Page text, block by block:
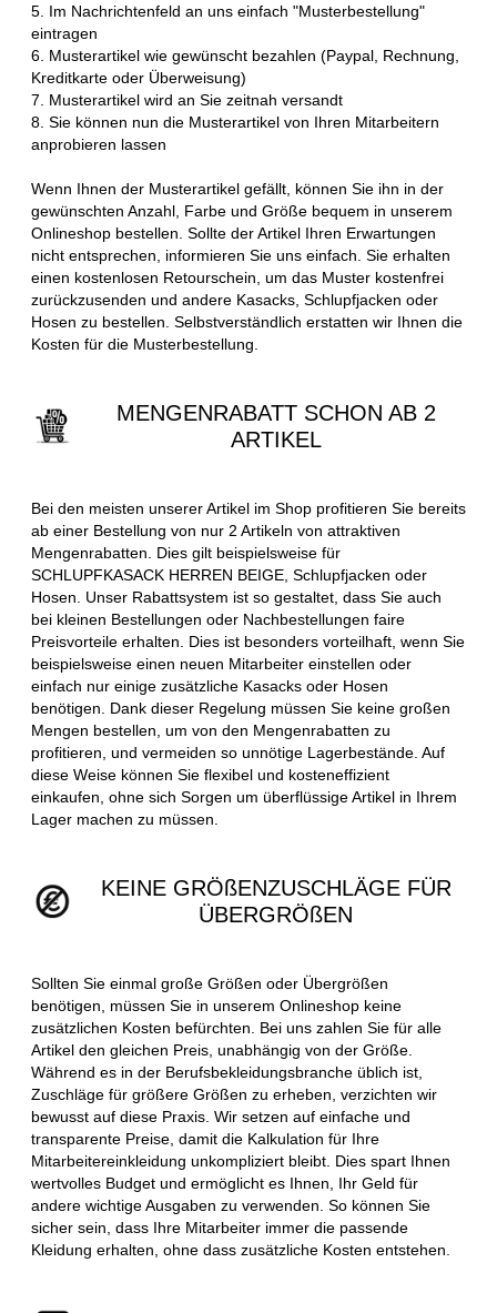
5. Im Nachrichtenfeld an uns einfach "Musterbestellung"
eintragen
6. Musterartikel wie gewünscht bezahlen (Paypal, Rechnung,
Kreditkarte oder Überweisung)
7. Musterartikel wird an Sie zeitnah versandt
8. Sie können nun die Musterartikel von Ihren Mitarbeitern
anprobieren lassen
Wenn Ihnen der Musterartikel gefällt, können Sie ihn in der
gewünschten Anzahl, Farbe und Größe bequem in unserem
Onlineshop bestellen. Sollte der Artikel Ihren Erwartungen
nicht entsprechen, informieren Sie uns einfach. Sie erhalten
einen kostenlosen Retourschein, um das Muster kostenfrei
zurückzusenden und andere Kasacks, Schlupfjacken oder
Hosen zu bestellen. Selbstverständlich erstatten wir Ihnen die
Kosten für die Musterbestellung.
MENGENRABATT SCHON AB 2
ARTIKEL
Bei den meisten unserer Artikel im Shop profitieren Sie bereits
ab einer Bestellung von nur 2 Artikeln von attraktiven
Mengenrabatten. Dies gilt beispielsweise für
SCHLUPFKASACK HERREN BEIGE, Schlupfjacken oder
Hosen. Unser Rabattsystem ist so gestaltet, dass Sie auch
bei kleinen Bestellungen oder Nachbestellungen faire
Preisvorteile erhalten. Dies ist besonders vorteilhaft, wenn Sie
beispielsweise einen neuen Mitarbeiter einstellen oder
einfach nur einige zusätzliche Kasacks oder Hosen
benötigen. Dank dieser Regelung müssen Sie keine großen
Mengen bestellen, um von den Mengenrabatten zu
profitieren, und vermeiden so unnötige Lagerbestände. Auf
diese Weise können Sie flexibel und kosteneffizient
einkaufen, ohne sich Sorgen um überflüssige Artikel in Ihrem
Lager machen zu müssen.
KEINE GRÖßENZUSCHLÄGE FÜR
ÜBERGRÖßEN
Sollten Sie einmal große Größen oder Übergrößen
benötigen, müssen Sie in unserem Onlineshop keine
zusätzlichen Kosten befürchten. Bei uns zahlen Sie für alle
Artikel den gleichen Preis, unabhängig von der Größe.
Während es in der Berufsbekleidungsbranche üblich ist,
Zuschläge für größere Größen zu erheben, verzichten wir
bewusst auf diese Praxis. Wir setzen auf einfache und
transparente Preise, damit die Kalkulation für Ihre
Mitarbeitereinkleidung unkompliziert bleibt. Dies spart Ihnen
wertvolles Budget und ermöglicht es Ihnen, Ihr Geld für
andere wichtige Ausgaben zu verwenden. So können Sie
sicher sein, dass Ihre Mitarbeiter immer die passende
Kleidung erhalten, ohne dass zusätzliche Kosten entstehen.